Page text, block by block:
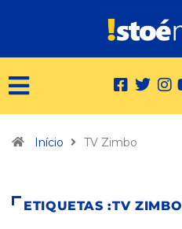
Início TV Zimbo
ETIQUETAS :TV ZIMBO